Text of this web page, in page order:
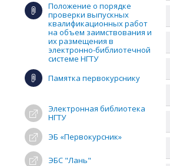
Положение о порядке
проверки выпускных
квалификационных работ
на объем заимствования и
их размещения в
электронно-библиотечной
системе НГТУ
Памятка первокурснику
Электронная библиотека
НГТУ
ЭБ «Первокурсник»
ЭБС "Лань"